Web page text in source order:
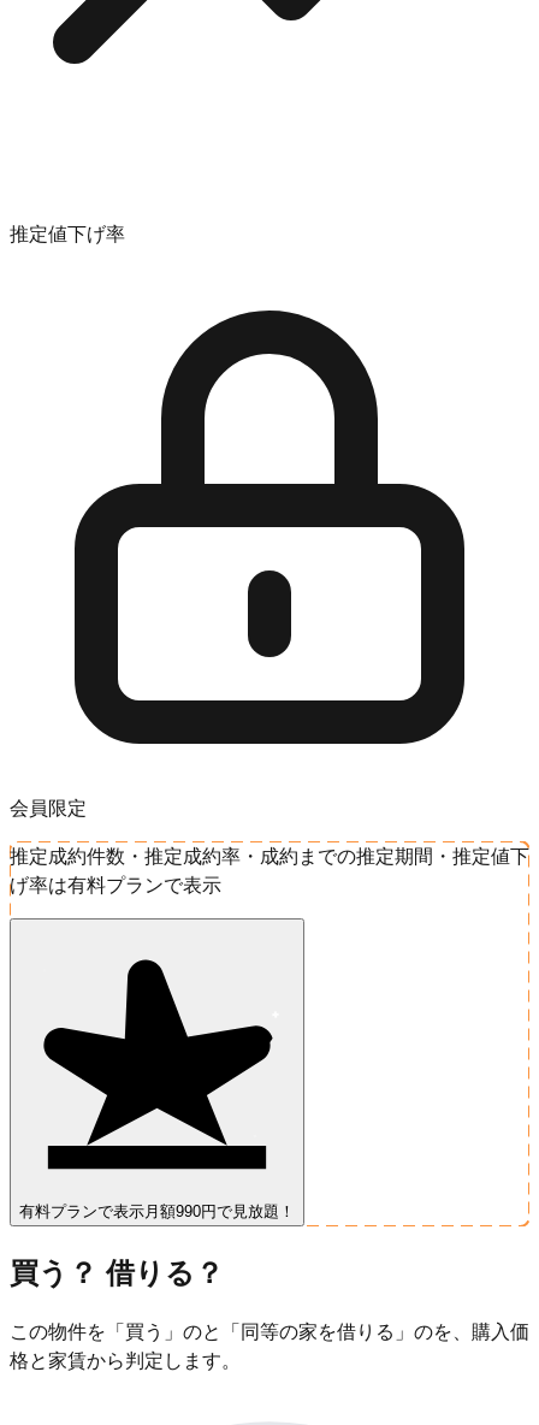
推定値下げ率
会員限定
推定成約件数・推定成約率・成約までの推定期間・推定値下
げ率は有料プランで表示
有料プランで表示 月額990円で見放題！
買う？ 借りる？
この物件を「買う」のと「同等の家を借りる」のを、購入価
格と家賃から判定します。